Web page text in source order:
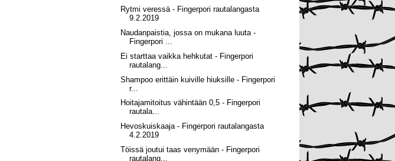
Rytmi veressä - Fingerpori rautalangasta
9.2.2019
Naudanpaistia, jossa on mukana luuta -
Fingerpori ...
Ei starttaa vaikka hehkutat - Fingerpori
rautalang...
Shampoo erittäin kuiville hiuksille - Fingerpori
r...
Hoitajamitoitus vähintään 0,5 - Fingerpori
rautala...
Hevoskuiskaaja - Fingerpori rautalangasta
4.2.2019
Töissä joutui taas venymään - Fingerpori
rautalang...